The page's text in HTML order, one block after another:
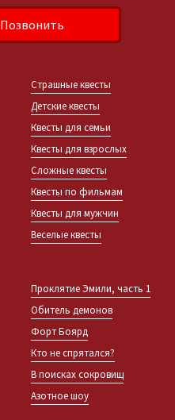
Позвонить
Страшные квесты
Детские квесты
Квесты для семьи
Квесты для взрослых
Сложные квесты
Квесты по фильмам
Квесты для мужчин
Веселые квесты
Проклятие Эмили, часть 1
Обитель демонов
Форт Боярд
Кто не спрятался?
В поисках сокровищ
Азотное шоу